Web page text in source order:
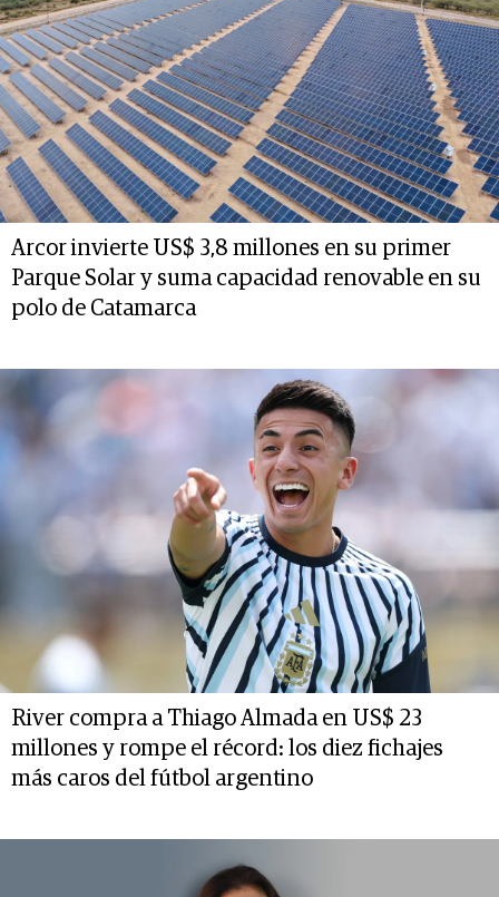
Arcor invierte US$ 3,8 millones en su primer
Parque Solar y suma capacidad renovable en su
polo de Catamarca
River compra a Thiago Almada en US$ 23
millones y rompe el récord: los diez fichajes
más caros del fútbol argentino